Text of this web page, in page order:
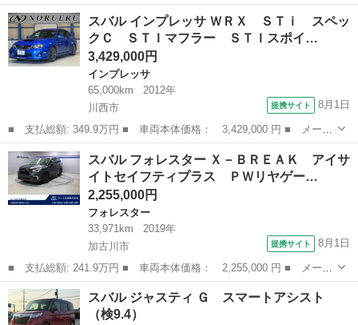
使っているので伸びます) アイドリング時のクーラーの効きが悪いで
す。走り出せば良く効いています。 今の所クーラー以外は調子良く走
ってます。 興味のあ...
兵庫 加東市 プレオ
スバル インプレッサ ＷＲＸ ＳＴｉ スペッ
クＣ ＳＴＩマフラー ＳＴＩスポイ…
3,429,000円
インプレッサ
65,000km
2012年
川西市
提携サイト 8月1日
■ 支払総額: 349.9万円 ■ 車両本体価格： 3,429,000 円 ■ メーカ
ー名： スバル ■ 車種名： インプレッサ ■ グレード名： ＷＲ
Ｘ ＳＴｉ スペックＣ ＳＴＩマフラー ＳＴＩスポイラー 純正
１８イン...
兵庫 川西市
スバル フォレスター Ｘ－ＢＲＥＡＫ アイサ
イトセイフティプラス ＰＷリヤゲー…
2,255,000円
フォレスター
33,971km
2019年
加古川市
提携サイト 8月1日
■ 支払総額: 241.9万円 ■ 車両本体価格： 2,255,000 円 ■ メーカ
ー名： スバル ■ 車種名： フォレスター ■ グレード名： Ｘ－
ＢＲＥＡＫ アイサイトセイフティプラス ＰＷリヤゲート ■ 排気
量： ...
兵庫 加古川市
スバル ジャスティ Ｇ スマートアシスト
（検9.4）